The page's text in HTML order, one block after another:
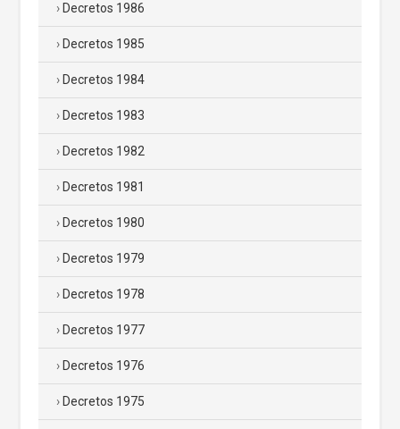
Decretos 1986
Decretos 1985
Decretos 1984
Decretos 1983
Decretos 1982
Decretos 1981
Decretos 1980
Decretos 1979
Decretos 1978
Decretos 1977
Decretos 1976
Decretos 1975